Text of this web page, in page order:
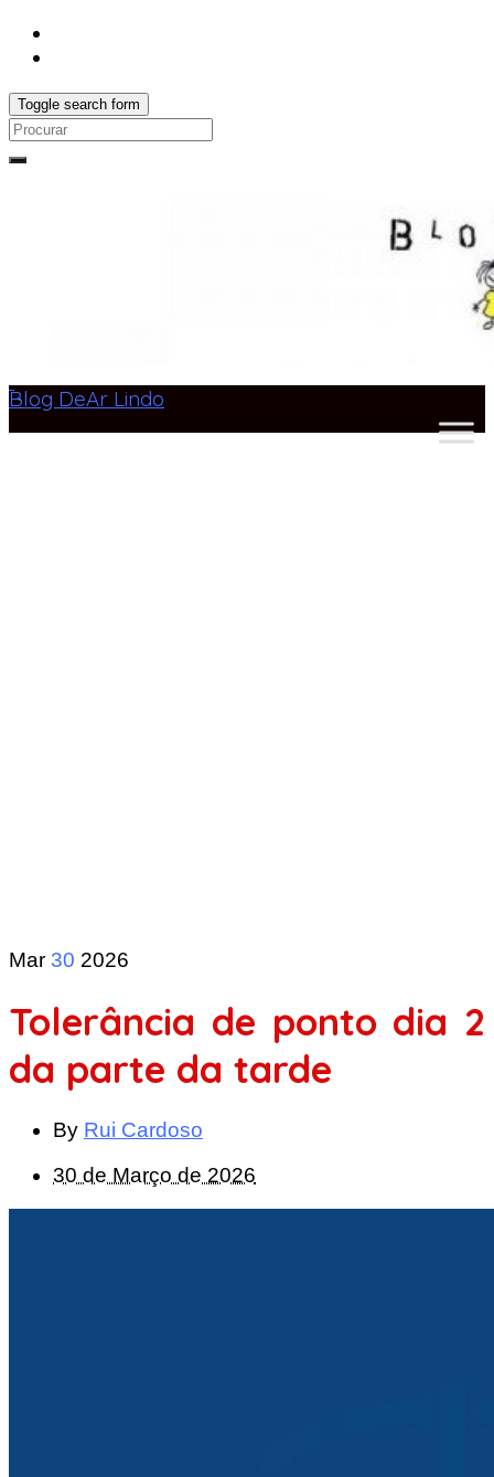
Toggle search form
Search
Blog DeAr Lindo
Mar 30 2026
Tolerância de ponto dia 2
da parte da tarde
By Rui Cardoso
30 de Março de 2026